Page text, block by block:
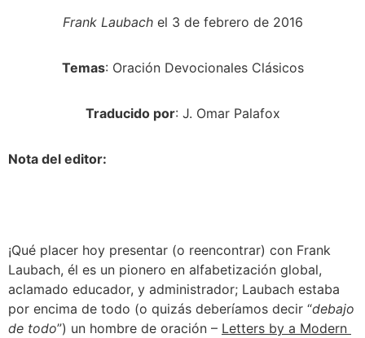
Frank Laubach el 3 de febrero de 2016
Temas: Oración Devocionales Clásicos
Traducido por: J. Omar Palafox
Nota del editor:
¡Qué placer hoy presentar (o reencontrar) con Frank
Laubach, él es un pionero en alfabetización global,
aclamado educador, y administrador; Laubach estaba
por encima de todo (o quizás deberíamos decir “debajo
de todo”) un hombre de oración – Letters by a Modern